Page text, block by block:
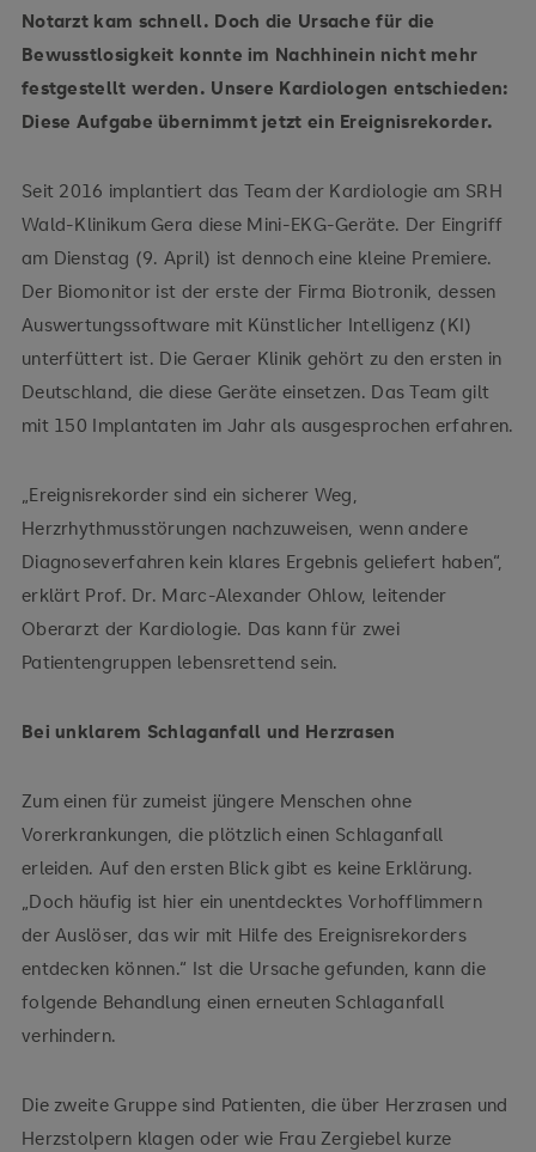
Notarzt kam schnell. Doch die Ursache für die
Bewusstlosigkeit konnte im Nachhinein nicht mehr
festgestellt werden. Unsere Kardiologen entschieden:
Diese Aufgabe übernimmt jetzt ein Ereignisrekorder.
Seit 2016 implantiert das Team der Kardiologie am SRH
Wald-Klinikum Gera diese Mini-EKG-Geräte. Der Eingriff
am Dienstag (9. April) ist dennoch eine kleine Premiere.
Der Biomonitor ist der erste der Firma Biotronik, dessen
Auswertungssoftware mit Künstlicher Intelligenz (KI)
unterfüttert ist. Die Geraer Klinik gehört zu den ersten in
Deutschland, die diese Geräte einsetzen. Das Team gilt
mit 150 Implantaten im Jahr als ausgesprochen erfahren.
„Ereignisrekorder sind ein sicherer Weg,
Herzrhythmusstörungen nachzuweisen, wenn andere
Diagnoseverfahren kein klares Ergebnis geliefert haben“,
erklärt Prof. Dr. Marc-Alexander Ohlow, leitender
Oberarzt der Kardiologie. Das kann für zwei
Patientengruppen lebensrettend sein.
Bei unklarem Schlaganfall und Herzrasen
Zum einen für zumeist jüngere Menschen ohne
Vorerkrankungen, die plötzlich einen Schlaganfall
erleiden. Auf den ersten Blick gibt es keine Erklärung.
„Doch häufig ist hier ein unentdecktes Vorhofflimmern
der Auslöser, das wir mit Hilfe des Ereignisrekorders
entdecken können.“ Ist die Ursache gefunden, kann die
folgende Behandlung einen erneuten Schlaganfall
verhindern.
Die zweite Gruppe sind Patienten, die über Herzrasen und
Herzstolpern klagen oder wie Frau Zergiebel kurze